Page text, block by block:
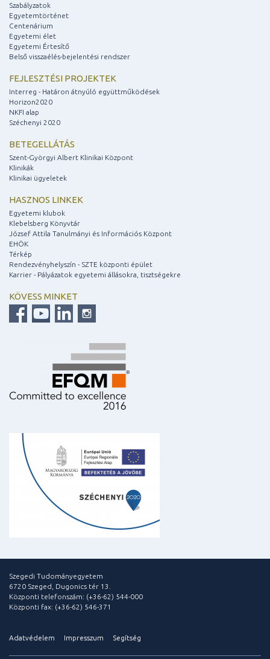
Szabályzatok
Egyetemtörténet
Centenárium
Egyetemi élet
Egyetemi Értesítő
Belső visszaélés-bejelentési rendszer
FEJLESZTÉSI PROJEKTEK
Interreg - Határon átnyúló együttműködések
Horizon2020
NKFI alap
Széchenyi 2020
BETEGELLÁTÁS
Szent-Györgyi Albert Klinikai Központ
Klinikák
Klinikai ügyeletek
HASZNOS LINKEK
Egyetemi klubok
Klebelsberg Könyvtár
József Attila Tanulmányi és Információs Központ
EHÖK
Térkép
Rendezvényhelyszín - SZTE központi épület
Karrier - Pályázatok egyetemi állásokra, tisztségekre
KÖVESS MINKET
Szegedi Tudományegyetem
6720 Szeged, Dugonics tér 13.
Központi telefonszám: (+36-62) 544-000
Központi fax: (+36-62) 546-371
Adatvédelem Impresszum Segítség